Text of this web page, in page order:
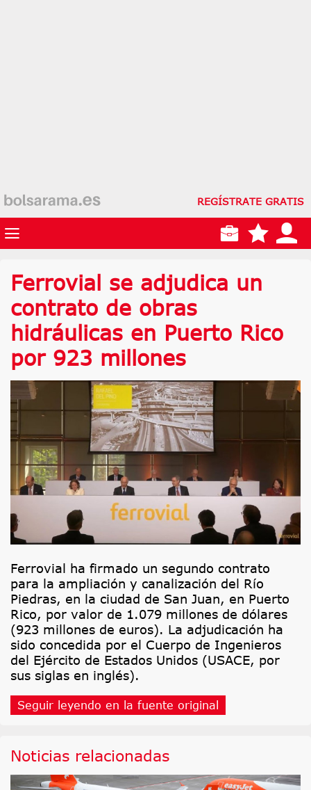
REGÍSTRATE GRATIS
Ferrovial se adjudica un
contrato de obras
hidráulicas en Puerto Rico
por 923 millones
Ferrovial ha firmado un segundo contrato
para la ampliación y canalización del Río
Piedras, en la ciudad de San Juan, en Puerto
Rico, por valor de 1.079 millones de dólares
(923 millones de euros). La adjudicación ha
sido concedida por el Cuerpo de Ingenieros
del Ejército de Estados Unidos (USACE, por
sus siglas en inglés).
Seguir leyendo en la fuente original
Noticias relacionadas